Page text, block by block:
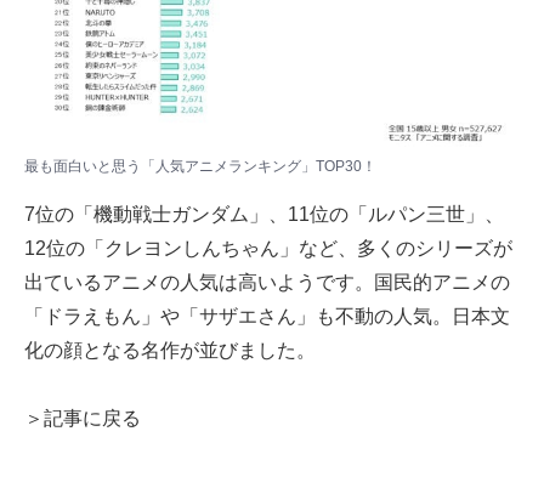
最も面白いと思う「人気アニメランキング」TOP30！
7位の「機動戦士ガンダム」、11位の「ルパン三世」、
12位の「クレヨンしんちゃん」など、多くのシリーズが
出ているアニメの人気は高いようです。国民的アニメの
「ドラえもん」や「サザエさん」も不動の人気。日本文
化の顔となる名作が並びました。
＞記事に戻る